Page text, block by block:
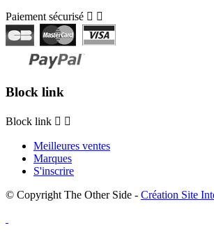
Paiement sécurisé  
Block link
Block link  
Meilleures ventes
Marques
S'inscrire
© Copyright The Other Side - Création Site